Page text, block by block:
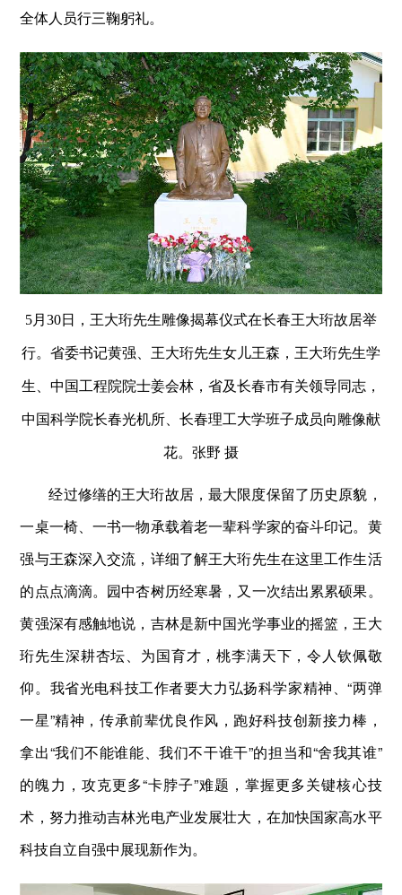
全体人员行三鞠躬礼。
5月30日，王大珩先生雕像揭幕仪式在长春王大珩故居举
行。省委书记黄强、王大珩先生女儿王森，王大珩先生学
生、中国工程院院士姜会林，省及长春市有关领导同志，
中国科学院长春光机所、长春理工大学班子成员向雕像献
花。张野 摄
经过修缮的王大珩故居，最大限度保留了历史原貌，
一桌一椅、一书一物承载着老一辈科学家的奋斗印记。黄
强与王森深入交流，详细了解王大珩先生在这里工作生活
的点点滴滴。园中杏树历经寒暑，又一次结出累累硕果。
黄强深有感触地说，吉林是新中国光学事业的摇篮，王大
珩先生深耕杏坛、为国育才，桃李满天下，令人钦佩敬
仰。我省光电科技工作者要大力弘扬科学家精神、“两弹
一星”精神，传承前辈优良作风，跑好科技创新接力棒，
拿出“我们不能谁能、我们不干谁干”的担当和“舍我其谁”
的魄力，攻克更多“卡脖子”难题，掌握更多关键核心技
术，努力推动吉林光电产业发展壮大，在加快国家高水平
科技自立自强中展现新作为。